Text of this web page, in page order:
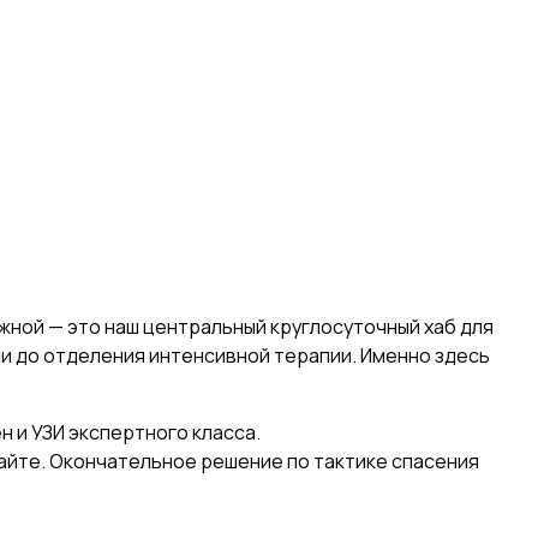
— это наш центральный круглосуточный хаб для
до отделения интенсивной терапии. Именно здесь
и УЗИ экспертного класса.
Окончательное решение по тактике спасения